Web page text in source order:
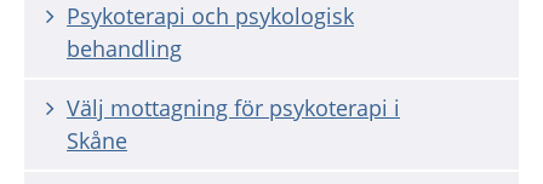
Psykoterapi och psykologisk
behandling
Välj mottagning för psykoterapi i
Skåne